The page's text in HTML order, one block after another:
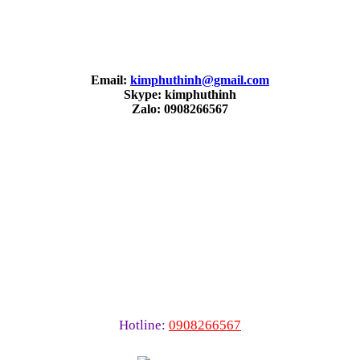
Email: kimphuthinh@gmail.com
Skype: kimphuthinh
Zalo: 0908266567
Hotline: 0908266567